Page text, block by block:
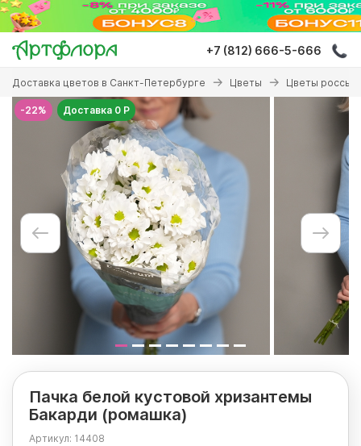
Перейти
основному
содержанию
+7 (812) 666-5-666
Вы
здесь
Доставка цветов в Санкт-Петербурге Цветы Цветы
-22% Доставка 0 Р
Пачка белой кустовой хризантемы
Бакарди (ромашка)
Артикул: 14408